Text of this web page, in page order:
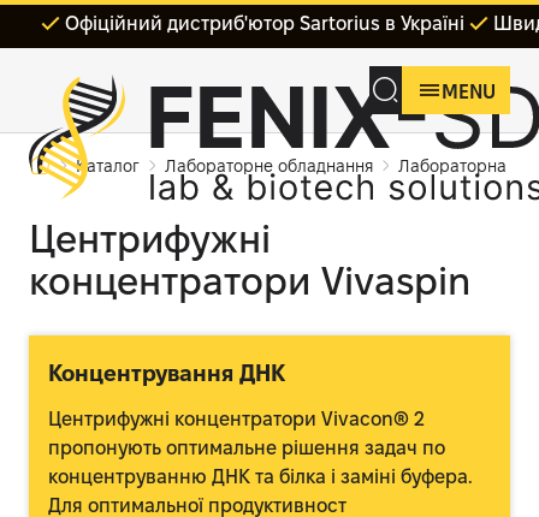
Офіційний дистриб'ютор Sartorius в Україні
MENU
Каталог Лабораторне обладнання Лабораторна
Центрифужні
концентратори Vivaspin
Концентрування ДНК
Центрифужні концентратори Vivacon® 2
пропонують оптимальне рішення задач по
концентруванню ДНК та білка і заміні буфера.
Для оптимальної продуктивност